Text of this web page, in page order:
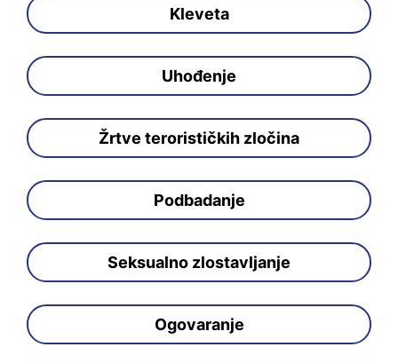
Kleveta
Uhođenje
Žrtve terorističkih zločina
Podbadanje
Seksualno zlostavljanje
Ogovaranje